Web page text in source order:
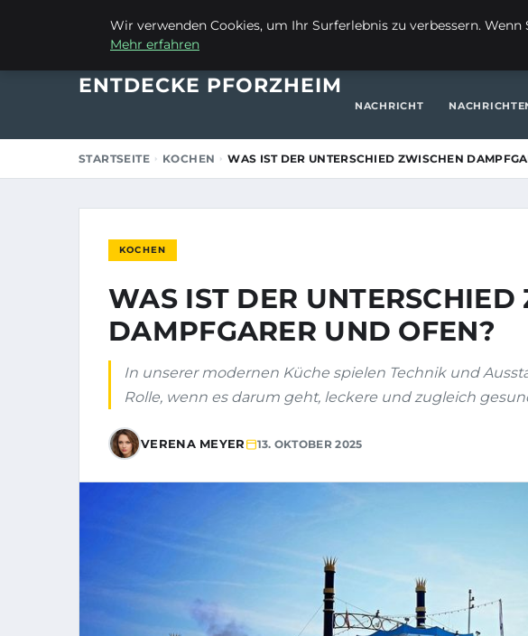
ENTDECKE PFORZHEIM
NACHRICHT
STARTSEITE KOCHEN WAS IST DER UNTERSCHIED ZWISCHEN
KOCHEN
WAS IST DER UNTERSCHIED
DAMPFGARER UND OFEN?
In unserer modernen Küche spielen Technik und
Rolle, wenn es darum geht, leckere und zugleich
VERENA MEYER 13. OKTOBER 2025
Wir verwenden Cookies, um Ihr Surferlebnis zu verbessern.
Mehr erfahren